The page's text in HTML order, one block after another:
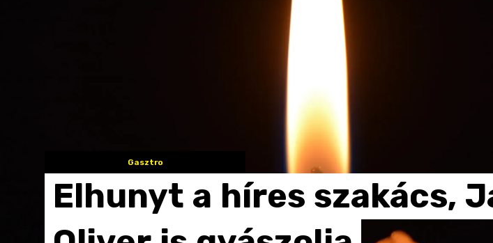
Gasztro
Elhunyt a híres szakács,